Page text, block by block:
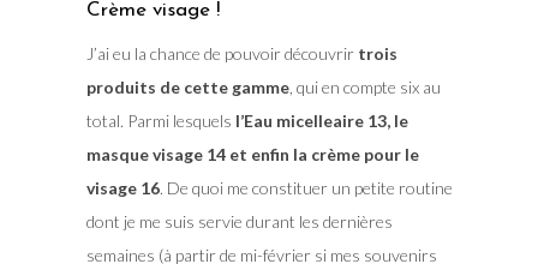
Crème visage !
J’ai eu la chance de pouvoir découvrir trois
produits de cette gamme, qui en compte six au
total. Parmi lesquels l’Eau micelleaire 13, le
masque visage 14 et enfin la crème pour le
visage 16. De quoi me constituer un petite routine
dont je me suis servie durant les dernières
semaines (à partir de mi-février si mes souvenirs